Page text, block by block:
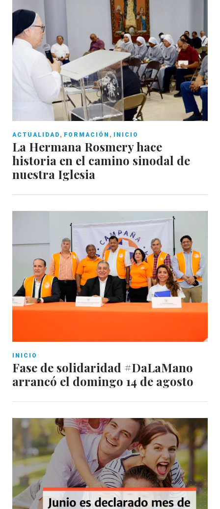
ACTUALIDAD , FORMACIÓN , INICIO
La Hermana Rosmery hace
historia en el camino sinodal de
nuestra Iglesia
INICIO
Fase de solidaridad #DaLaMano
arrancó el domingo 14 de agosto